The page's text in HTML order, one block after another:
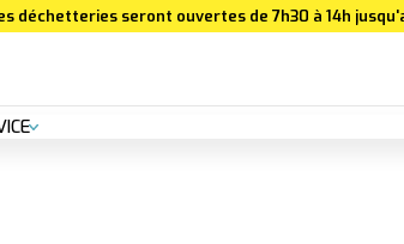
déchetteries seront ouvertes de 7h30 à 14h